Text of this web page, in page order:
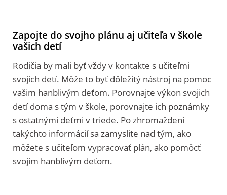
Zapojte do svojho plánu aj učiteľa v škole
vašich detí
Rodičia by mali byť vždy v kontakte s učiteľmi
svojich detí. Môže to byť dôležitý nástroj na pomoc
vašim hanblivým deťom. Porovnajte výkon svojich
detí doma s tým v škole, porovnajte ich poznámky
s ostatnými deťmi v triede. Po zhromaždení
takýchto informácií sa zamyslite nad tým, ako
môžete s učiteľom vypracovať plán, ako pomôcť
svojim hanblivým deťom.